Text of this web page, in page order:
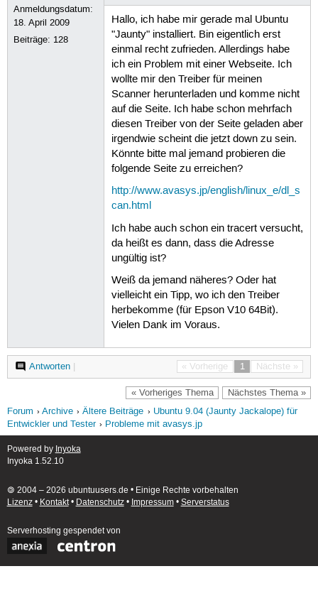
Anmeldungsdatum:
18. April 2009
Beiträge: 128
Hallo, ich habe mir gerade mal Ubuntu
"Jaunty" installiert. Bin eigentlich erst
einmal recht zufrieden. Allerdings habe
ich ein Problem mit einer Webseite. Ich
wollte mir den Treiber für meinen
Scanner herunterladen und komme nicht
auf die Seite. Ich habe schon mehrfach
diesen Treiber von der Seite geladen aber
irgendwie scheint die jetzt down zu sein.
Könnte bitte mal jemand probieren die
folgende Seite zu erreichen?
http://www.avasys.jp/english/linux_e/dl_s
can.html
Ich habe auch schon ein tracert versucht,
da heißt es dann, dass die Adresse
ungültig ist?
Weiß da jemand näheres? Oder hat
vielleicht ein Tipp, wo ich den Treiber
herbekomme (für Epson V10 64Bit).
Vielen Dank im Voraus.
« Vorherige 1 Nächste »
Antworten|
« Vorheriges Thema Nächstes Thema »
Forum Archive Ältere Beiträge
Ubuntu 9.04 (Jaunty Jackalope) für
Entwickler und Tester
Probleme mit avasys.jp
Powered by Inyoka
Inyoka 1.52.10
🄯 2004 – 2026 ubuntuusers.de • Einige Rechte vorbehalten
Lizenz• Kontakt• Datenschutz• Impressum• Serverstatus
Serverhosting gespendet von